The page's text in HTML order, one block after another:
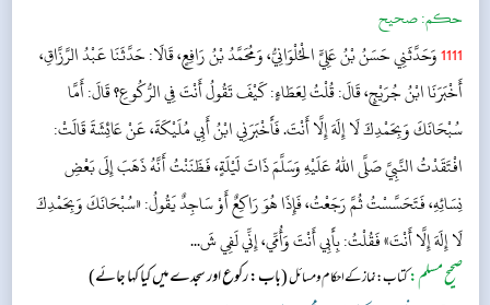
حکم:صحیح
1111وَحَدَّثَنِي حَسَنُ بْنُ عَلِيٍّ الْحُلْوَانِيُّ، وَمُحَمَّدُ بْنُ رَافِعٍ، قَالَا: حَدَّثَنَا عَبْدُ الرَّزَّاقِ،
أَخْبَرَنَا ابْنُ جُرَيْجٍ، قَالَ: قُلْتُ لِعَطَاءٍ: كَيْفَ تَقُولُ أَنْتَ فِي الرُّكُوعِ؟ قَالَ: أَمَّا
سُبْحَانَكَ وَبِحَمْدِكَ لَا إِلَهَ إِلَّا أَنْتَ. فَأَخْبَرَنِي ابْنُ أَبِي مُلَيْكَةَ، عَنْ عَائِشَةَ قَالَتْ:
افْتَقَدْتُ النَّبِيَّ صَلَّى اللهُ عَلَيْهِ وَسَلَّمَ ذَاتَ لَيْلَةٍ، فَظَنَنْتُ أَنَّهُ ذَهَبَ إِلَى بَعْضِ
نِسَائِهِ، فَتَحَسَّسْتُ ثُمَّ رَجَعْتُ، فَإِذَا هُوَ رَاكِعٌ أَوْ سَاجِدٌ يَقُولُ: «سُبْحَانَكَ وَبِحَمْدِكَ
لَا إِلَهَ إِلَّا أَنْتَ» فَقُلْتُ: بِأَبِي أَنْتَ وَأُمِّي، إِنِّي لَفِي شَ...
صحیح مسلم:کتاب: نماز کے احکام ومسائل(باب: رکوع اور سجدے میں کیا کہا جائے)